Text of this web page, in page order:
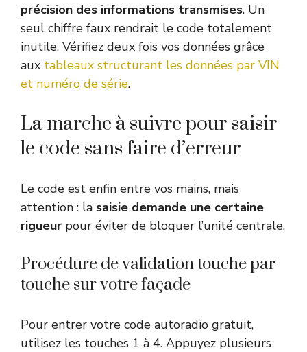
précision des informations transmises. Un
seul chiffre faux rendrait le code totalement
inutile. Vérifiez deux fois vos données grâce
aux tableaux structurant les données par VIN
et numéro de série.
La marche à suivre pour saisir
le code sans faire d’erreur
Le code est enfin entre vos mains, mais
attention : la saisie demande une certaine
rigueur pour éviter de bloquer l’unité centrale.
Procédure de validation touche par
touche sur votre façade
Pour entrer votre code autoradio gratuit,
utilisez les touches 1 à 4. Appuyez plusieurs